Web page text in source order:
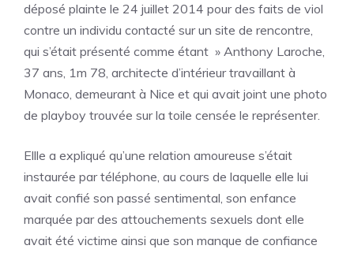
déposé plainte le 24 juillet 2014 pour des faits de viol
contre un individu contacté sur un site de rencontre,
qui s’était présenté comme étant » Anthony Laroche,
37 ans, 1m 78, architecte d’intérieur travaillant à
Monaco, demeurant à Nice et qui avait joint une photo
de playboy trouvée sur la toile censée le représenter.
Ellle a expliqué qu’une relation amoureuse s’était
instaurée par téléphone, au cours de laquelle elle lui
avait confié son passé sentimental, son enfance
marquée par des attouchements sexuels dont elle
avait été victime ainsi que son manque de confiance